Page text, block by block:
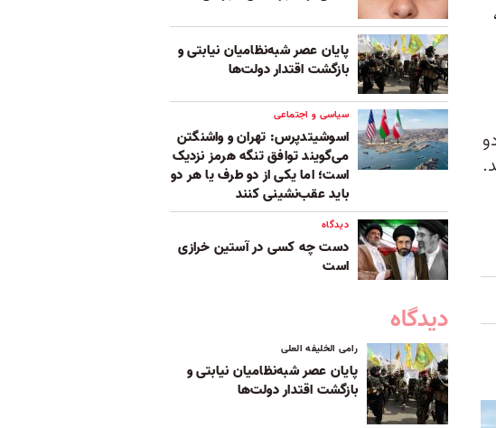
پایان عصر شبه‌نظامیان نیابتی و
بازگشت اقتدار دولت‌ها
سیاسی و اجتماعی
اسوشیتدپرس: تهران و واشنگتن
می‌گویند توافق تنگه هرمز نزدیک
است؛ اما یکی از دو طرف یا هر دو
باید عقب‌نشینی کنند
دیدگاه
دست چه کسی در آستین خرازی
است
دیدگاه
رامی الخلیفه العلی
پایان عصر شبه‌نظامیان نیابتی و
بازگشت اقتدار دولت‌ها